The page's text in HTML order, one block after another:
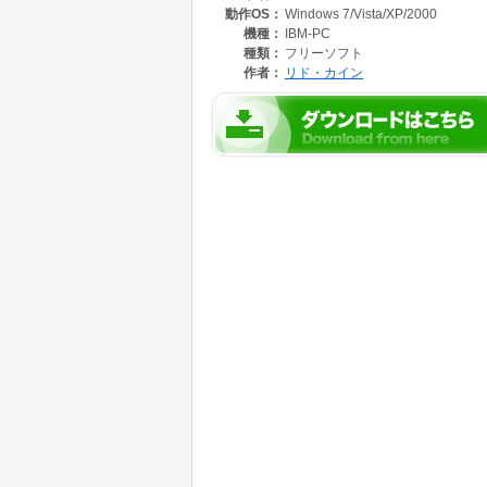
■おおまかなゲーム概要
メカチームのオーナーとなり、ひたすら1対1
※シナリオやストーリー性はほとんどありませ
敵チーム偵察、スポンサー交渉などの経営シ
■対象年齢
いちお全年齢対象ですが、ミリタリー要素を
■こんな方にオススメ
動作OS： Windows 7/Vista/XP/2000
機種：
IBM-PC
種類： フリーソフト
作者：
リド・カイン